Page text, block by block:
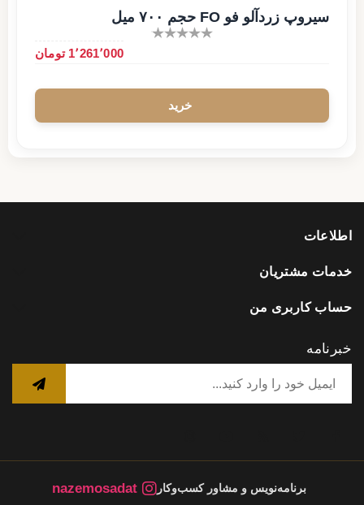
سیروپ زردآلو فو FO حجم ۷۰۰ میل
1٬261٬000 تومان
اطلاعات
خدمات مشتریان
حساب کاربری من
خبرنامه
برنامه‌نویس و مشاور کسب‌وکار nazemosadat